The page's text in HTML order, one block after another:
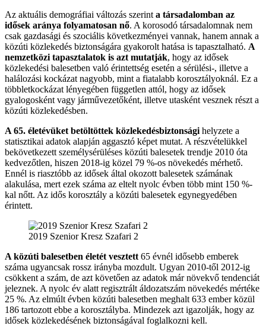
Az aktuális demográfiai változás szerint a társadalomban az
idősek aránya folyamatosan nő. A korosodó társadalomnak nem
csak gazdasági és szociális következményei vannak, hanem annak a
közúti közlekedés biztonságára gyakorolt hatása is tapasztalható. A
nemzetközi tapasztalatok is azt mutatják, hogy az idősek
közlekedési balesetben való érintettség esetén a sérülési-, illetve a
halálozási kockázat nagyobb, mint a fiatalabb korosztályoknál. Ez a
többletkockázat lényegében független attól, hogy az idősek
gyalogosként vagy járművezetőként, illetve utasként vesznek részt a
közúti közlekedésben.
A 65. életévüket betöltöttek közlekedésbiztonsági helyzete a
statisztikai adatok alapján aggasztó képet mutat. A részvételükkel
bekövetkezett személysérüléses közúti balesetek trendje 2010 óta
kedvezőtlen, hiszen 2018-ig közel 79 %-os növekedés mérhető.
Ennél is riasztóbb az idősek által okozott balesetek számának
alakulása, mert ezek száma az eltelt nyolc évben több mint 150 %-
kal nőtt. Az idős korosztály a közúti balesetek egynegyedében
érintett.
2019 Szenior Kresz Szafari 2
A közúti balesetben életét vesztett 65 évnél idősebb emberek
száma ugyancsak rossz irányba mozdult. Ugyan 2010-től 2012-ig
csökkent a szám, de azt követően az adatok már növekvő tendenciát
jeleznek. A nyolc év alatt regisztrált áldozatszám növekedés mértéke
25 %. Az elmúlt évben közúti balesetben meghalt 633 ember közül
186 tartozott ebbe a korosztályba. Mindezek azt igazolják, hogy az
idősek közlekedésének biztonságával foglalkozni kell.